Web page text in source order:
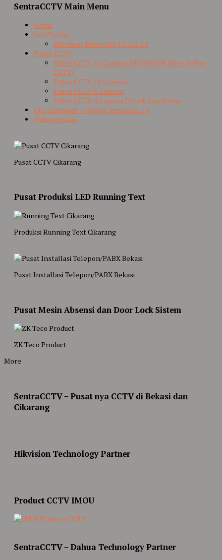
SentraCCTV Main Menu
Home
Info Product
Hikvision Turbo HD-TVI CCTV
Paket CCTV
Paket CCTV 16 Camera HIKVISION (Best Seller
CCTV)
Paket CCTV 16 Camera
Paket CCTV 8 Camera
Paket CCTV 4 Camera Hilook dan Dahua
Our Customer / Project Sentra CCTV
Hubungi Kami
Pusat CCTV Cikarang
Pusat Produksi LED Running Text
Produksi Running Text Cikarang
Pusat Installasi Telepon/PABX Bekasi
Pusat Mesin Absensi dan Door Lock Sistem
ZK Teco Product
More
SentraCCTV – Pusat nya CCTV di Bekasi dan
Cikarang
Hikvision Technology Partner
Product CCTV IMOU
SentraCCTV – Dahua Technology Partner